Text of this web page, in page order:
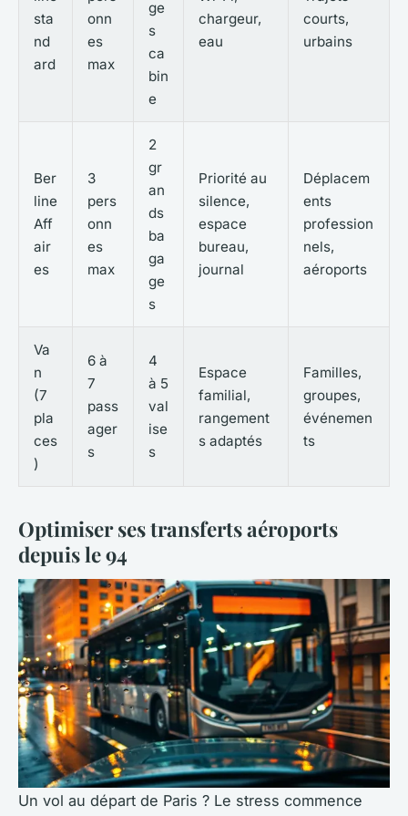
sta
nd
ard
onn
es
max
ge
s
ca
bin
e
chargeur,
eau
courts,
urbains
Ber
line
Aff
air
es
3
pers
onn
es
max
2
gr
an
ds
ba
ga
ge
s
Priorité au
silence,
espace
bureau,
journal
Déplacem
ents
profession
nels,
aéroports
Va
n
(7
pla
ces
)
6 à
7
pass
ager
s
4
à 5
val
ise
s
Espace
familial,
rangement
s adaptés
Familles,
groupes,
événemen
ts
Optimiser ses transferts aéroports
depuis le 94
Un vol au départ de Paris ? Le stress commence